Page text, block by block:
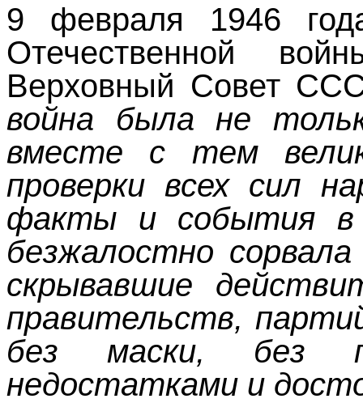
9 февраля 1946
Отечественной
Верховный Совет
война была не
вместе с тем
проверки всех сил
факты и события
безжалостно
скрывавшие
правительств,
без маски, без
недостатками и